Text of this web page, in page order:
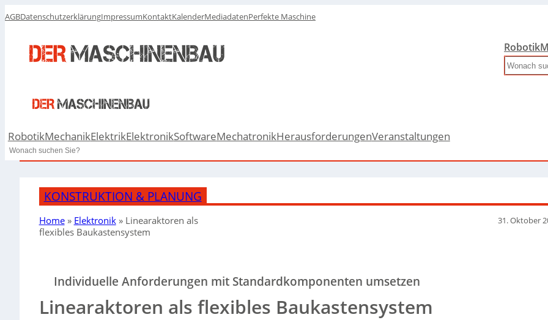
AGBDatenschutzerklärungImpressumKontaktKalenderMediadatenPerfekte Maschine
Robotik
Search
RobotikMechanikElektrikElektronikSoftwareMechatronikHerausforderungenVeranstaltungen
Search
KONSTRUKTION & PLANUNG
Home» Elektronik» Linearaktoren als
flexibles Baukastensystem
31. Oktober
Individuelle Anforderungen mit Standardkomponenten umsetzen
Linearaktoren als flexibles Baukastensystem